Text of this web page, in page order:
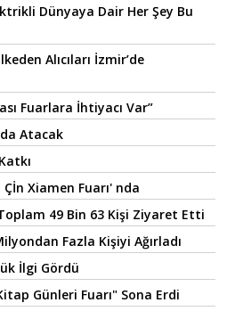
Dünyaya Dair Her Şey Bu
Alıcıları İzmir’de
Fuarlara İhtiyacı Var”
Atacak
Xiamen Fuarı' nda
49 Bin 63 Kişi Ziyaret Etti
Fazla Kişiyi Ağırladı
İlgi Gördü
Günleri Fuarı" Sona Erdi